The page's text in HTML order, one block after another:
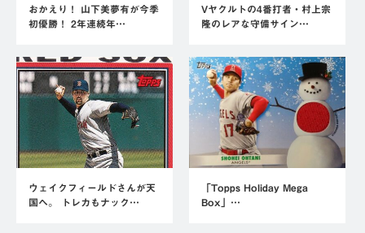
おかえり！ 山下美夢有が今季
初優勝！ 2年連続年…
Vヤクルトの4番打者・村上宗
隆のレアな守備サイン…
ウェイクフィールドさんが天
国へ。 トレカもナック…
「Topps Holiday Mega
Box」…